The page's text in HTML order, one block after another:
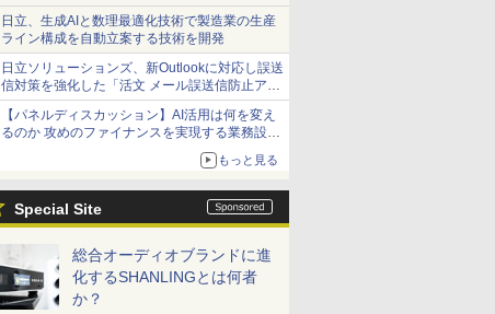
商談記録 for RICOH」を展開へ
日立、生成AIと数理最適化技術で製造業の生産
ライン構成を自動立案する技術を開発
日立ソリューションズ、新Outlookに対応し誤送
信対策を強化した「活文 メール誤送信防止アド
インサービス」を提供
【パネルディスカッション】AI活用は何を変え
るのか 攻めのファイナンスを実現する業務設計
もっと見る
Special Site
総合オーディオブランドに進
化するSHANLINGとは何者
か？